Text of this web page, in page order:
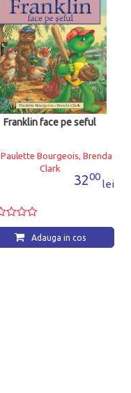
Franklin face pe seful
Paulette Bourgeois, Brenda
Clark
3200
lei
Adauga in cos